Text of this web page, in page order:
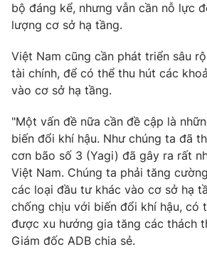
Tổng Biên tập:Vũ Thanh Thủy
Phó Tổng Biên tập: Nguyễn Thị Mỹ Hạnh,
Tổng đài VTV:
024.38 355 931 - 024.38
Ðiện thoại Thời báo VTV:
Liên hệ quảng cáo: 024-7300.7108
bộ đáng kể, nhưng vẫn cần nỗ lực
lượng cơ sở hạ tầng.
Việt Nam cũng cần phát triển sâu
tài chính, để có thể thu hút các
vào cơ sở hạ tầng.
"Một vấn đề nữa cần đề cập là
biến đổi khí hậu. Như chúng ta đã
cơn bão số 3 (Yagi) đã gây ra rất
Việt Nam. Chúng ta phải tăng
các loại đầu tư khác vào cơ sở hạ
chống chịu với biến đổi khí hậu, có
được xu hướng gia tăng các thách
Giám đốc ADB chia sẻ.